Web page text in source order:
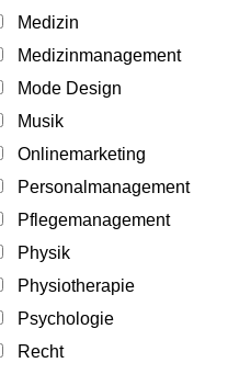
Medizin
Medizinmanagement
Mode Design
Musik
Onlinemarketing
Personalmanagement
Pflegemanagement
Physik
Physiotherapie
Psychologie
Recht